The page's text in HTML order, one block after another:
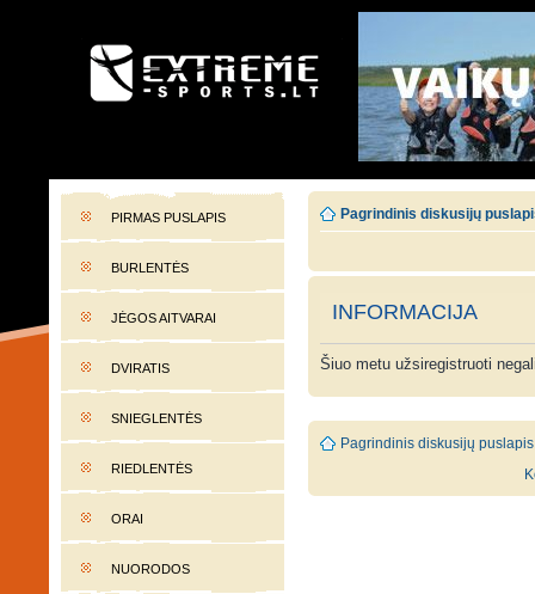
EXTREME-SPORTS.LT
PIRMAS PUSLAPIS
BURLENTĖS
JĖGOS AITVARAI
DVIRATIS
SNIEGLENTĖS
RIEDLENTĖS
ORAI
NUORODOS
Pagrindinis diskusijų
INFORMACIJA
Šiuo metu užsiregistruoti
Pagrindinis diskusijų puslapis